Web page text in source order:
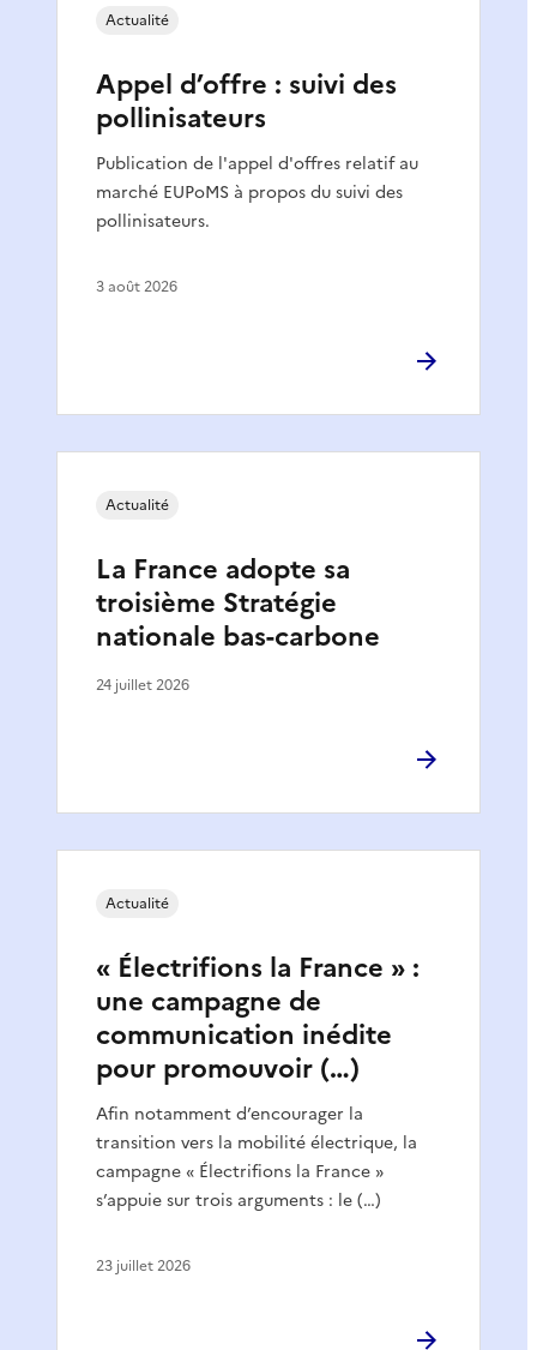
Appel d’offre : suivi des
pollinisateurs
Publication de l'appel d'offres relatif au
marché EUPoMS à propos du suivi des
pollinisateurs.
Actualité
3 août 2026
La France adopte sa
troisième Stratégie
nationale bas-carbone
Actualité
24 juillet 2026
« Électrifions la France » :
une campagne de
communication inédite
pour promouvoir (…)
Afin notamment d’encourager la
transition vers la mobilité électrique, la
campagne « Électrifions la France »
s’appuie sur trois arguments : le (…)
Actualité
23 juillet 2026